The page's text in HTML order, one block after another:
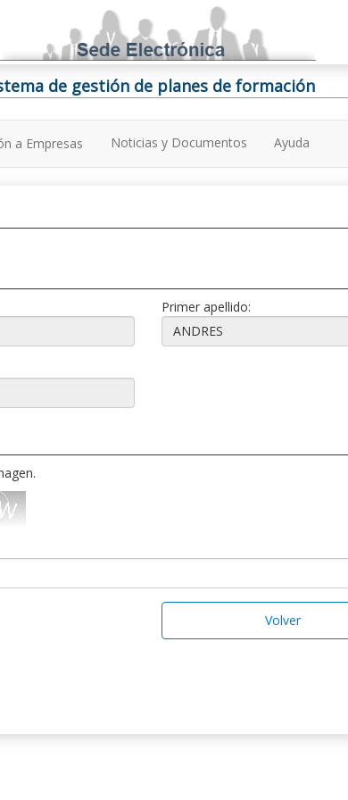
de gestión de planes de formación
a Empresas Noticias y Documentos Ayuda
Primer apellido:
Volver